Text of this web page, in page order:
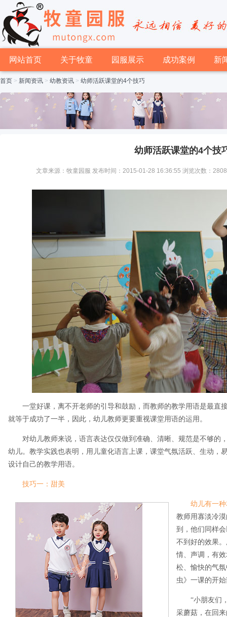
网站首页 关于牧童 园服展示 成功案例 新
首页 > 新闻资讯 > 幼教资讯 > 幼师活跃课堂的4个技巧
幼师活跃课堂的4个技
文章来源：牧童园服 发布时间：2015-01-28 16:36:55 浏览次数：2808
一堂好课，离不开老师的引导和鼓励，而教师的教学用语是最直
就等于成功了一半，因此，幼儿教师更要重视课堂用语的运用。
对幼儿教师来说，语言表达仅仅做到准确、清晰、规范是不够的
幼儿。教学实践也表明，用儿童化语言上课，课堂气氛活跃、生动，
设计自己的教学用语。
技巧一：甜美
幼儿有一
教师用寡淡冷
到，他们同样
不到好的效果
情、声调，有
松、愉快的气
虫》一课的开
“小朋友们
采蘑菇，在回